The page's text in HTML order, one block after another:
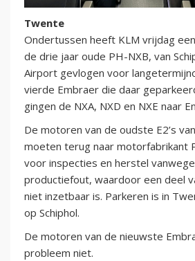
Twente
Ondertussen heeft KLM vrijdag
de drie jaar oude PH-NXB, van
Airport gevlogen voor
vierde Embraer die daar
gingen de NXA, NXD en NXE naar
De motoren van de oudste E2’s
moeten terug naar motorfabrikant
voor inspecties en herstel
productiefout, waardoor een deel
niet inzetbaar is. Parkeren is in
op Schiphol.
De motoren van de nieuwste
probleem niet.